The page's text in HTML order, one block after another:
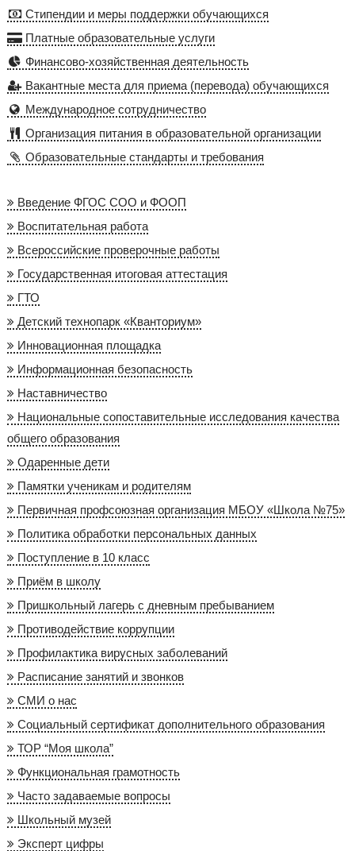
Стипендии и меры поддержки обучающихся
Платные образовательные услуги
Финансово-хозяйственная деятельность
Вакантные места для приема (перевода) обучающихся
Международное сотрудничество
Организация питания в образовательной организации
Образовательные стандарты и требования
Введение ФГОС СОО и ФООП
Воспитательная работа
Всероссийские проверочные работы
Государственная итоговая аттестация
ГТО
Детский технопарк «Кванториум»
Инновационная площадка
Информационная безопасность
Наставничество
Национальные сопоставительные исследования качества
общего образования
Одаренные дети
Памятки ученикам и родителям
Первичная профсоюзная организация МБОУ «Школа №75»
Политика обработки персональных данных
Поступление в 10 класс
Приём в школу
Пришкольный лагерь с дневным пребыванием
Противодействие коррупции
Профилактика вирусных заболеваний
Расписание занятий и звонков
СМИ о нас
Социальный сертификат дополнительного образования
ТОР “Моя школа”
Функциональная грамотность
Часто задаваемые вопросы
Школьный музей
Эксперт цифры